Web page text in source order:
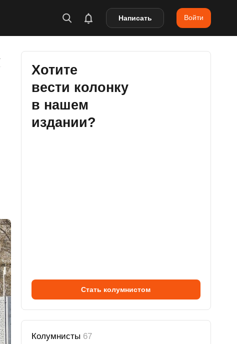
Написать Войти
Хотите
вести колонку
в нашем
издании?
Стать колумнистом
Колумнисты 67